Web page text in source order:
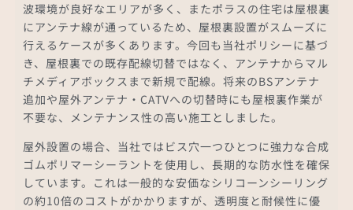
波環境が良好なエリアが多く、またポラスの住宅は屋根裏
にアンテナ線が通っているため、屋根裏設置がスムーズに
行えるケースが多くあります。今回も当社ポリシーに基づ
き、屋根裏での既存配線切替ではなく、アンテナからマル
チメディアボックスまで新規で配線。将来のBSアンテナ
追加や屋外アンテナ・CATVへの切替時にも屋根裏作業が
不要な、メンテナンス性の高い施工としました。
屋外設置の場合、当社ではビス穴一つひとつに強力な合成
ゴムポリマーシーラントを使用し、長期的な防水性を確保
しています。これは一般的な安価なシリコーンシーリング
の約10倍のコストがかかりますが、透明度と耐候性に優